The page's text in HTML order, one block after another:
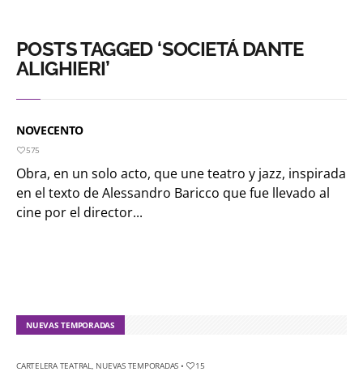
POSTS TAGGED ‘SOCIETÁ DANTE
ALIGHIERI’
NOVECENTO
575
Obra, en un solo acto, que une teatro y jazz, inspirada
en el texto de Alessandro Baricco que fue llevado al
cine por el director...
NUEVAS TEMPORADAS
CARTELERA TEATRAL NUEVAS TEMPORADAS • 15